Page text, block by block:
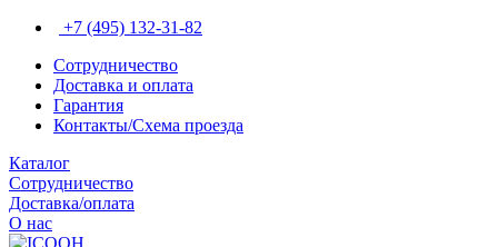
+7 (495) 132-31-82
Сотрудничество
Доставка и оплата
Гарантия
Контакты/Схема проезда
Каталог
Сотрудничество
Доставка/оплата
О нас